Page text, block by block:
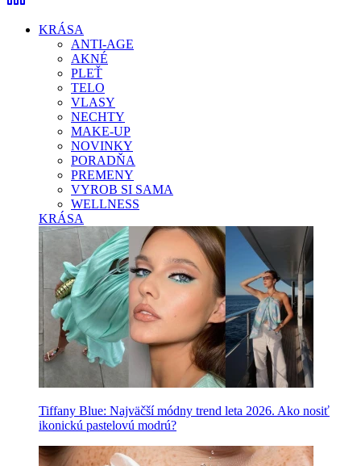
KRÁSA
ANTI-AGE
AKNÉ
PLEŤ
TELO
VLASY
NECHTY
MAKE-UP
NOVINKY
PORADŇA
PREMENY
VYROB SI SAMA
WELLNESS
KRÁSA
Tiffany Blue: Najväčší módny trend leta 2026. Ako nosiť
ikonickú pastelovú modrú?